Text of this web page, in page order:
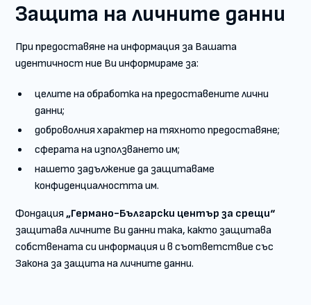
Защита на личните данни
При предоставяне на информация за Вашата
идентичност ние Ви информираме за:
целите на обработка на предоставените лични
данни;
доброволния характер на тяхното предоставяне;
сферата на използването им;
нашето задължение да защитаваме
конфиденциалността им.
Фондация„Германо-Български център за срещи“
защитава личните Ви данни така, както защитава
собствената си информация и в съответствие със
Закона за защита на личните данни.